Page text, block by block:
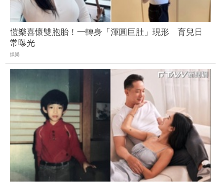
愷樂喜懷雙胞胎！一轉身「渾圓巨肚」現形 育兒日
常曝光
娛樂